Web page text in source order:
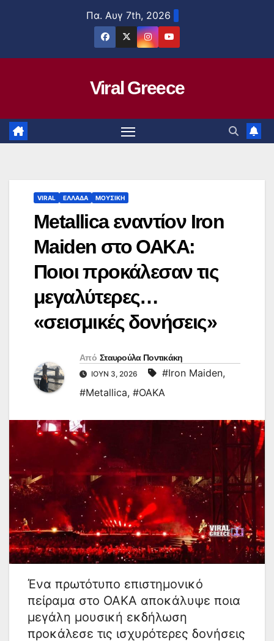
Πα. Αυγ 7th, 2026
Viral Greece
VIRAL ΕΛΛΑΔΑ ΜΟΥΣΙΚΗ
Metallica εναντίον Iron
Maiden στο ΟΑΚΑ:
Ποιοι προκάλεσαν τις
μεγαλύτερες…
«σεισμικές δονήσεις»
Από Σταυρούλα Ποντικάκη
ΙΟΎΝ 3, 2026 #Iron Maiden,
#Metallica, #ΟΑΚΑ
Ένα πρωτότυπο επιστημονικό
πείραμα στο ΟΑΚΑ αποκάλυψε ποια
μεγάλη μουσική εκδήλωση
προκάλεσε τις ισχυρότερες δονήσεις